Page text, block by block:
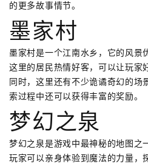
的更多故事情节。
墨家村
墨家村是一个江南水乡，它的风景
这里的居民热情好客，可以让玩家
同时，这里还有不少诡谲奇幻的场
索过程中还可以获得丰富的奖励。
梦幻之泉
梦幻之泉是游戏中最神秘的地图之
玩家可以亲身体验到魔法的力量，